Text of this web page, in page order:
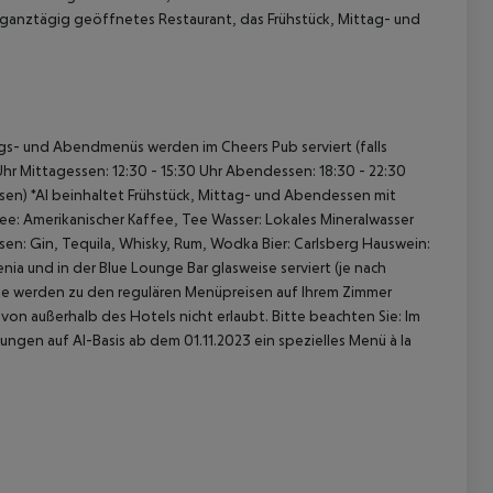
geöffnetes Restaurant, das Frühstück, Mittag- und
und Abendmenüs werden im Cheers Pub serviert (falls
Mittagessen: 12:30 - 15:30 UhrAbendessen: 18:30 - 22:30
*AI beinhaltet Frühstück, Mittag- und Abendessen mit
Amerikanischer Kaffee, Tee Wasser: Lokales Mineralwasser
Gin, Tequila, Whisky, Rum, Wodka Bier: Carlsberg Hauswein:
und in der Blue Lounge Bar glasweise serviert (je nach
zu den regulären Menüpreisen auf Ihrem Zimmer
außerhalb des Hotels nicht erlaubt. Bitte beachten Sie: Im
auf AI-Basis ab dem 01.11.2023 ein spezielles Menü à la